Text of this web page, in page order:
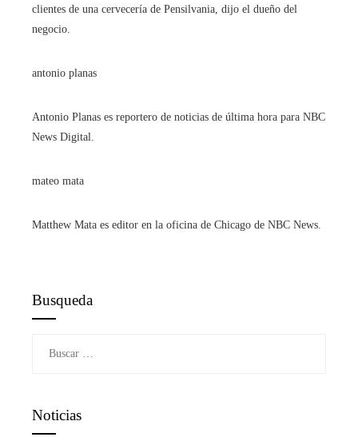
clientes de una cervecería de Pensilvania, dijo el dueño del
negocio.
antonio planas
Antonio Planas es reportero de noticias de última hora para NBC
News Digital.
mateo mata
Matthew Mata es editor en la oficina de Chicago de NBC News.
Busqueda
Noticias